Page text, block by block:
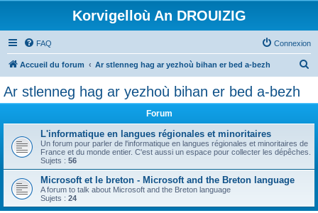
Korvigelloù An DROUIZIG
FAQ Connexion
Accueil du forum Ar stlenneg hag ar yezhoù bihan er bed a-bezh
Ar stlenneg hag ar yezhoù bihan er bed a-bezh
Forum
L'informatique en langues régionales et minoritaires
Un forum pour parler de l'informatique en langues régionales et minoritaires de
France et du monde entier. C'est aussi un espace pour collecter les dépêches.
Sujets : 56
Microsoft et le breton - Microsoft and the Breton language
A forum to talk about Microsoft and the Breton language
Sujets : 24